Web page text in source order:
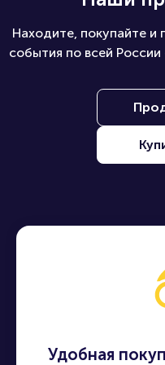
Находите, покупайте и
события по всей
Удобная